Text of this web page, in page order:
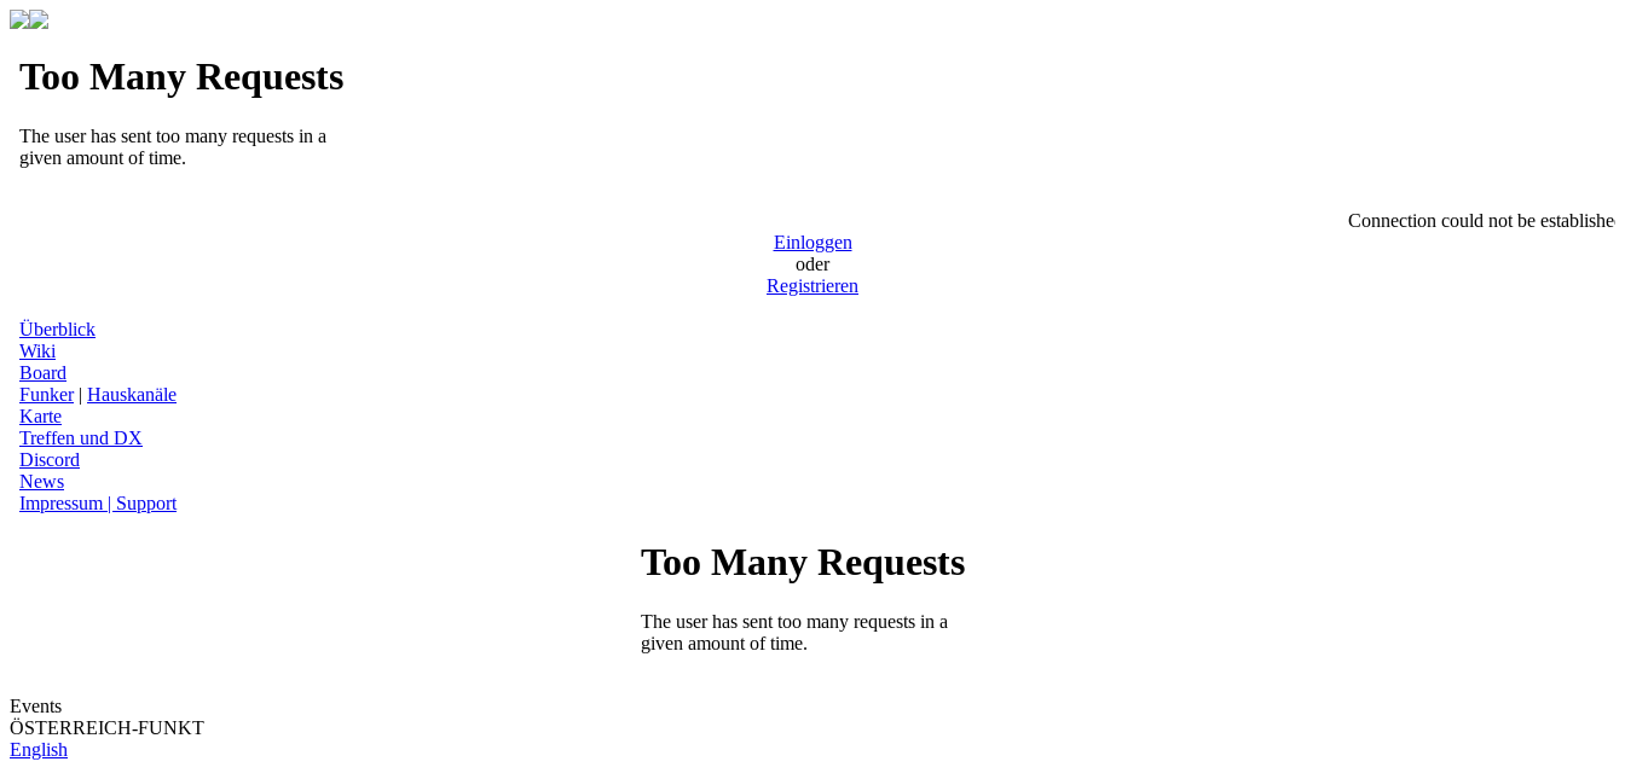
Connection could not be established.
Einloggen
oder
Registrieren
Überblick
Wiki
Board
Funker| Hauskanäle
Karte
Treffen und DX
Discord
News
Impressum | Support
Events
ÖSTERREICH-FUNKT
English